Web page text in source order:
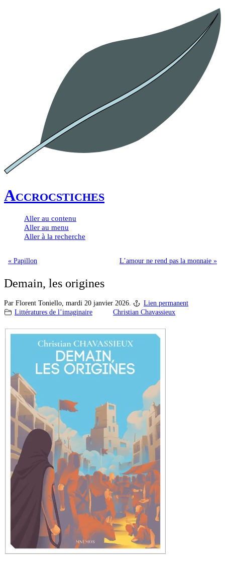
Accrocstiches
Aller au contenu
Aller au menu
Aller à la recherche
« Papillon L’amour ne rend pas la monnaie »
Demain, les origines
Par Florent Toniello, mardi 20 janvier 2026.
Lien permanent
Littératures de l’imaginaire
Christian Chavassieux